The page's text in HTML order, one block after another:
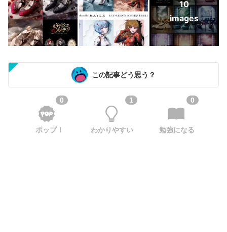
10
images
この記事どう思う？
0
ポップ！
1
わかりやすい
0
勉強になる